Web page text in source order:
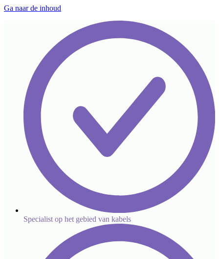
Ga naar de inhoud
Specialist op het gebied van kabels